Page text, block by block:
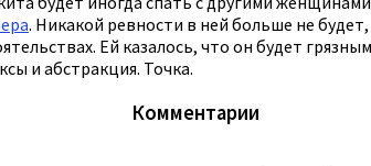
. Никакой ревности в ней больше не
Ей казалось, что он будет
и абстракция. Точка.
Комментарии